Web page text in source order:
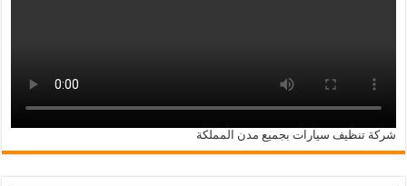
شركة تنظيف سيارات بجميع مدن المملكة